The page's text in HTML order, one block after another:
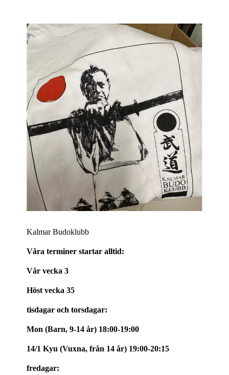
Kalmar Budoklubb
Våra terminer startar alltid:
Vår vecka 3
Höst vecka 35
tisdagar och torsdagar:
Mon (Barn, 9-14 år) 18:00-19:00
14/1 Kyu (Vuxna, från 14 år) 19:00-20:15
fredagar: